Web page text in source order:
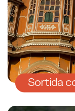
Sortida